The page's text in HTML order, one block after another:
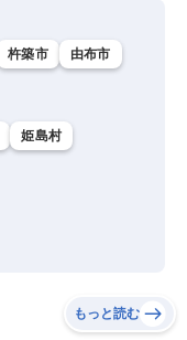
杵築市
由布市
姫島村
もっと読む